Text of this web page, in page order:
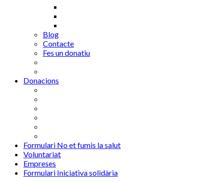
Blog
Contacte
Fes un donatiu
Donacions
Formulari No et fumis la salut
Voluntariat
Empreses
Formulari Iniciativa solidària